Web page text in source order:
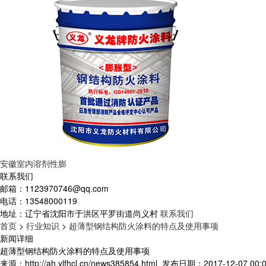
安徽室内溶剂性膨
联系我们
邮箱： 1123970746@qq.com
电话： 13548000119
地址： 辽宁省沈阳市于洪区平罗街道尚义村 联系我们
首页 > 行业知识 > 超薄型钢结构防火涂料的特点及使用事项
新闻详细
超薄型钢结构防火涂料的特点及使用事项
来源：http://ah.ylfhcl.cn/news385854.html 发布日期：2017-12-07